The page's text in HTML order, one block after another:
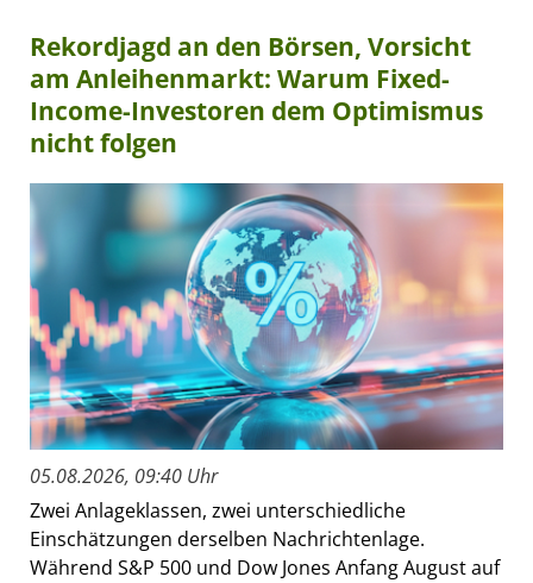
Rekordjagd an den Börsen, Vorsicht
am Anleihenmarkt: Warum Fixed-
Income-Investoren dem Optimismus
nicht folgen
05.08.2026, 09:40 Uhr
Zwei Anlageklassen, zwei unterschiedliche
Einschätzungen derselben Nachrichtenlage.
Während S&P 500 und Dow Jones Anfang August auf